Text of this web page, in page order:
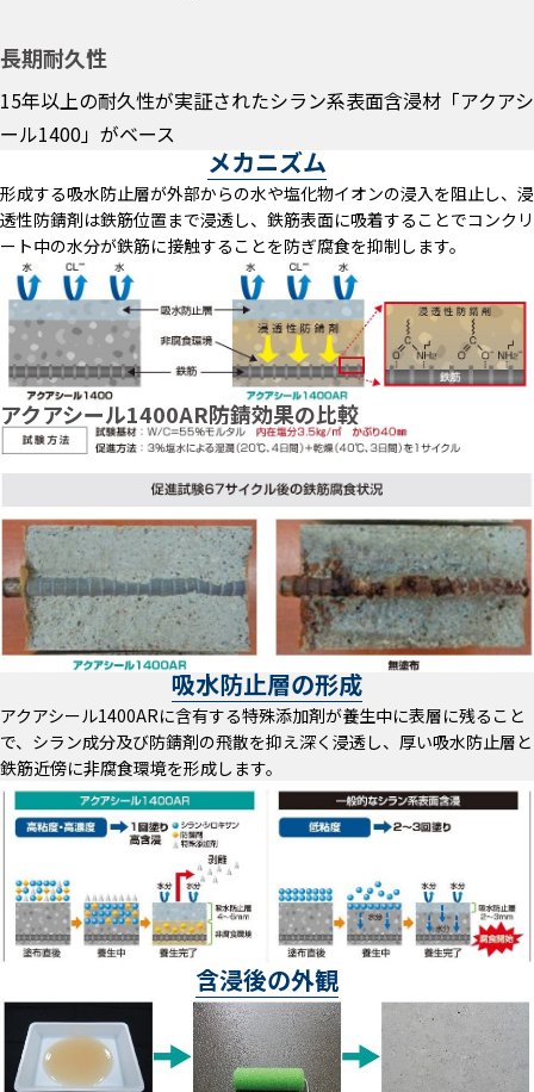
長期耐久性
15年以上の耐久性が実証されたシラン系表面含浸材「アクアシ
ール1400」がベース
メカニズム
形成する吸水防止層が外部からの水や塩化物イオンの浸入を阻止し、浸
透性防錆剤は鉄筋位置まで浸透し、鉄筋表面に吸着することでコンクリ
ート中の水分が鉄筋に接触することを防ぎ腐食を抑制します。
アクアシール1400AR防錆効果の比較
吸水防止層の形成
アクアシール1400ARに含有する特殊添加剤が養生中に表層に残ること
で、シラン成分及び防錆剤の飛散を抑え深く浸透し、厚い吸水防止層と
鉄筋近傍に非腐食環境を形成します。
含浸後の外観